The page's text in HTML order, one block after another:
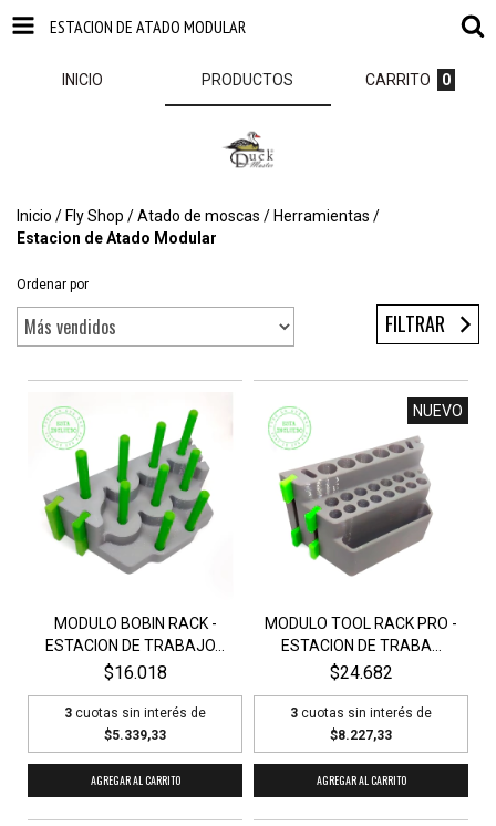
ESTACION DE ATADO MODULAR
INICIO PRODUCTOS CARRITO 0
Inicio / Fly Shop /Atado de moscas / Herramientas /
Estacion de Atado Modular
Ordenar por
FILTRAR
MODULO BOBIN RACK -
ESTACION DE TRABAJO...
$16.018
3 cuotas sin interés de
$5.339,33
NUEVO
MODULO TOOL RACK PRO -
ESTACION DE TRABA...
$24.682
3 cuotas sin interés de
$8.227,33